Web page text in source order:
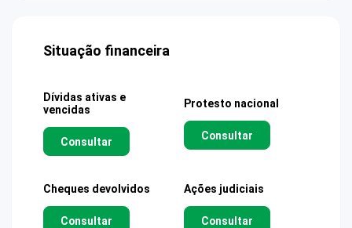
Situação financeira
Dívidas ativas e
vencidas
Consultar
Protesto nacional
Consultar
Cheques devolvidos
Consultar
Ações judiciais
Consultar